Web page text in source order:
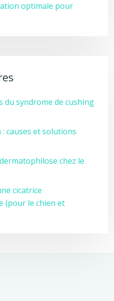
optimale pour
du syndrome de cushing
causes et solutions
chez le
cicatrice
(pour le chien et